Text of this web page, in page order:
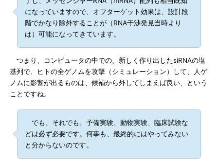
になっていますので、オフターゲット効果は、設計段
階でかなり除外することが（RNA干渉発見当時より
は）可能になってきています。
つまり、コンピュータの中での、新しく作り出したsiRNAの塩
基列で、ヒトの全ゲノムを攻撃（シミュレーション）して、人ゲ
ノムに影響が出るものは、候補から外してしまえば良い、という
ことですね。
でも、それでも、予備実験、動物実験、臨床試験な
どは必ず必要です。何事も、最終的にはやってみない
と分からないのです。